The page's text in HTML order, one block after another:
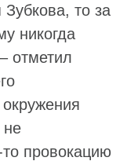
то за
никогда
отметил
не
провокацию